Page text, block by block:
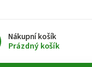
Nákupní košík
Prázdný košík